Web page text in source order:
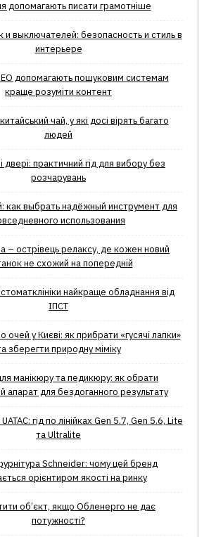
допомагають писати грамотніше
выключателей: безопасность и стиль в
интерьере
допомагають пошуковим системам
краще розуміти контент
чай, у які досі вірять багато
людей
двері: практичний гід для вибору без
розчарувань
как выбрать надёжный инструмент для
использования
– острівець релаксу, де кожен новий
не схожий на попередній
найкраще обладнання від
ІПСТ
очей у Києві: як прибрати «гусячі лапки»
зберегти природну міміку
манікюру та педикюру: як обрати
апарат для бездоганного результату
гід по лінійках Gen 5.7, Gen 5.6, Lite
та Ultralite
Schneider: чому цей бренд
орієнтиром якості на ринку
об’єкт, якщо Обленерго не дає
потужності?